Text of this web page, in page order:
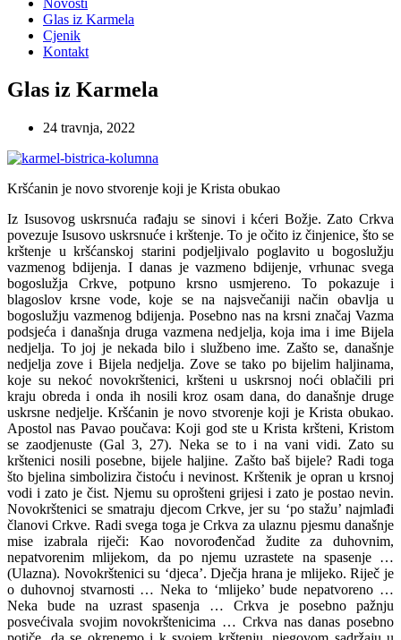
Novosti
Glas iz Karmela
Cjenik
Kontakt
Glas iz Karmela
24 travnja, 2022
Kršćanin je novo stvorenje koji je Krista obukao
Iz Isusovog uskrsnuća rađaju se sinovi i kćeri Božje. Zato Crkva
povezuje Isusovo uskrsnuće i krštenje. To je očito iz činjenice, što se
krštenje u kršćanskoj starini podjeljivalo poglavito u bogoslužju
vazmenog bdijenja. I danas je vazmeno bdijenje, vrhunac svega
bogoslužja Crkve, potpuno krsno usmjereno. To pokazuje i
blagoslov krsne vode, koje se na najsvečaniji način obavlja u
bogoslužju vazmenog bdijenja. Posebno nas na krsni značaj Vazma
podsjeća i današnja druga vazmena nedjelja, koja ima i ime Bijela
nedjelja. To joj je nekada bilo i službeno ime. Zašto se, današnje
nedjelja zove i Bijela nedjelja. Zove se tako po bijelim haljinama,
koje su nekoć novokrštenici, kršteni u uskrsnoj noći oblačili pri
kraju obreda i onda ih nosili kroz osam dana, do današnje druge
uskrsne nedjelje. Kršćanin je novo stvorenje koji je Krista obukao.
Apostol nas Pavao poučava: Koji god ste u Krista kršteni, Kristom
se zaodjenuste (Gal 3, 27). Neka se to i na vani vidi. Zato su
krštenici nosili posebne, bijele haljine. Zašto baš bijele? Radi toga
što bjelina simbolizira čistoću i nevinost. Krštenik je opran u krsnoj
vodi i zato je čist. Njemu su oprošteni grijesi i zato je postao nevin.
Novokrštenici se smatraju djecom Crkve, jer su ‘po stažu’ najmlađi
članovi Crkve. Radi svega toga je Crkva za ulaznu pjesmu današnje
mise izabrala riječi: Kao novorođenčad žudite za duhovnim,
nepatvorenim mlijekom, da po njemu uzrastete na spasenje …
(Ulazna). Novokrštenici su ‘djeca’. Dječja hrana je mlijeko. Riječ je
o duhovnoj stvarnosti … Neka to ‘mlijeko’ bude nepatvoreno …
Neka bude na uzrast spasenja … Crkva je posebno pažnju
posvećivala svojim novokrštenicima … Crkva nas danas posebno